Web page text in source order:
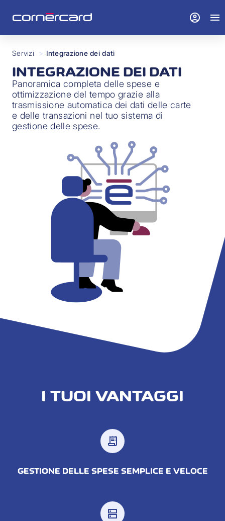
Servizi > Integrazione dei dati
INTEGRAZIONE DEI DATI
Panoramica completa delle spese e
ottimizzazione del tempo grazie alla
trasmissione automatica dei dati delle carte
e delle transazioni nel tuo sistema di
gestione delle spese.
I TUOI VANTAGGI
receipt_long
GESTIONE DELLE SPESE SEMPLICE E VELOCE
dns
account_circle menu